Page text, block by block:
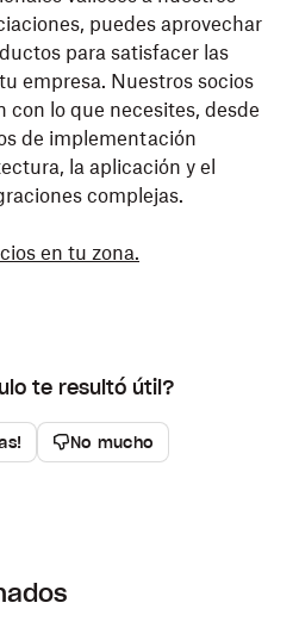
puedes aprovechar
para satisfacer las
empresa. Nuestros socios
lo que necesites, desde
de implementación
la aplicación y el
complejas.
en tu zona.
te resultó útil?
No mucho